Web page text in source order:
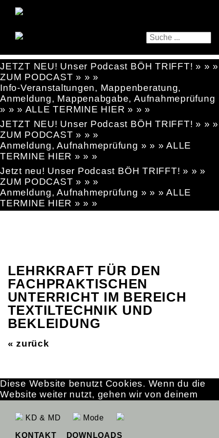
JETZT NEU! Unser Podcast BÖH TRIFFT! » » »
ZUM PODCAST » » »
Info-Veranstaltungen, Mappenberatung,
Anmeldung, Mappenabgabe, Aufnahmeprüfung
» » » ALLE TERMINE HIER » » »
JETZT NEU! Unser Podcast BÖH TRIFFT! » » »
ZUM PODCAST » » »
Anmeldung, Aufnahmeprüfung » » » ALLE
TERMINE HIER » » »
Jetzt neu! Unser Podcast BÖH TRIFFT! » » »
ZUM PODCAST » » »
Anmeldung, Aufnahmeprüfung » » » ALLE
TERMINE HIER » » »
LEHRKRAFT FÜR DEN
FACHPRAKTISCHEN
UNTERRICHT IM BEREICH
TEXTILTECHNIK UND
BEKLEIDUNG
« zurück
KD & MD Mode
KONTAKT DOWNLOADS
Diese Website benutzt Cookies. Wenn du die
Website weiter nutzt, gehen wir von deinem